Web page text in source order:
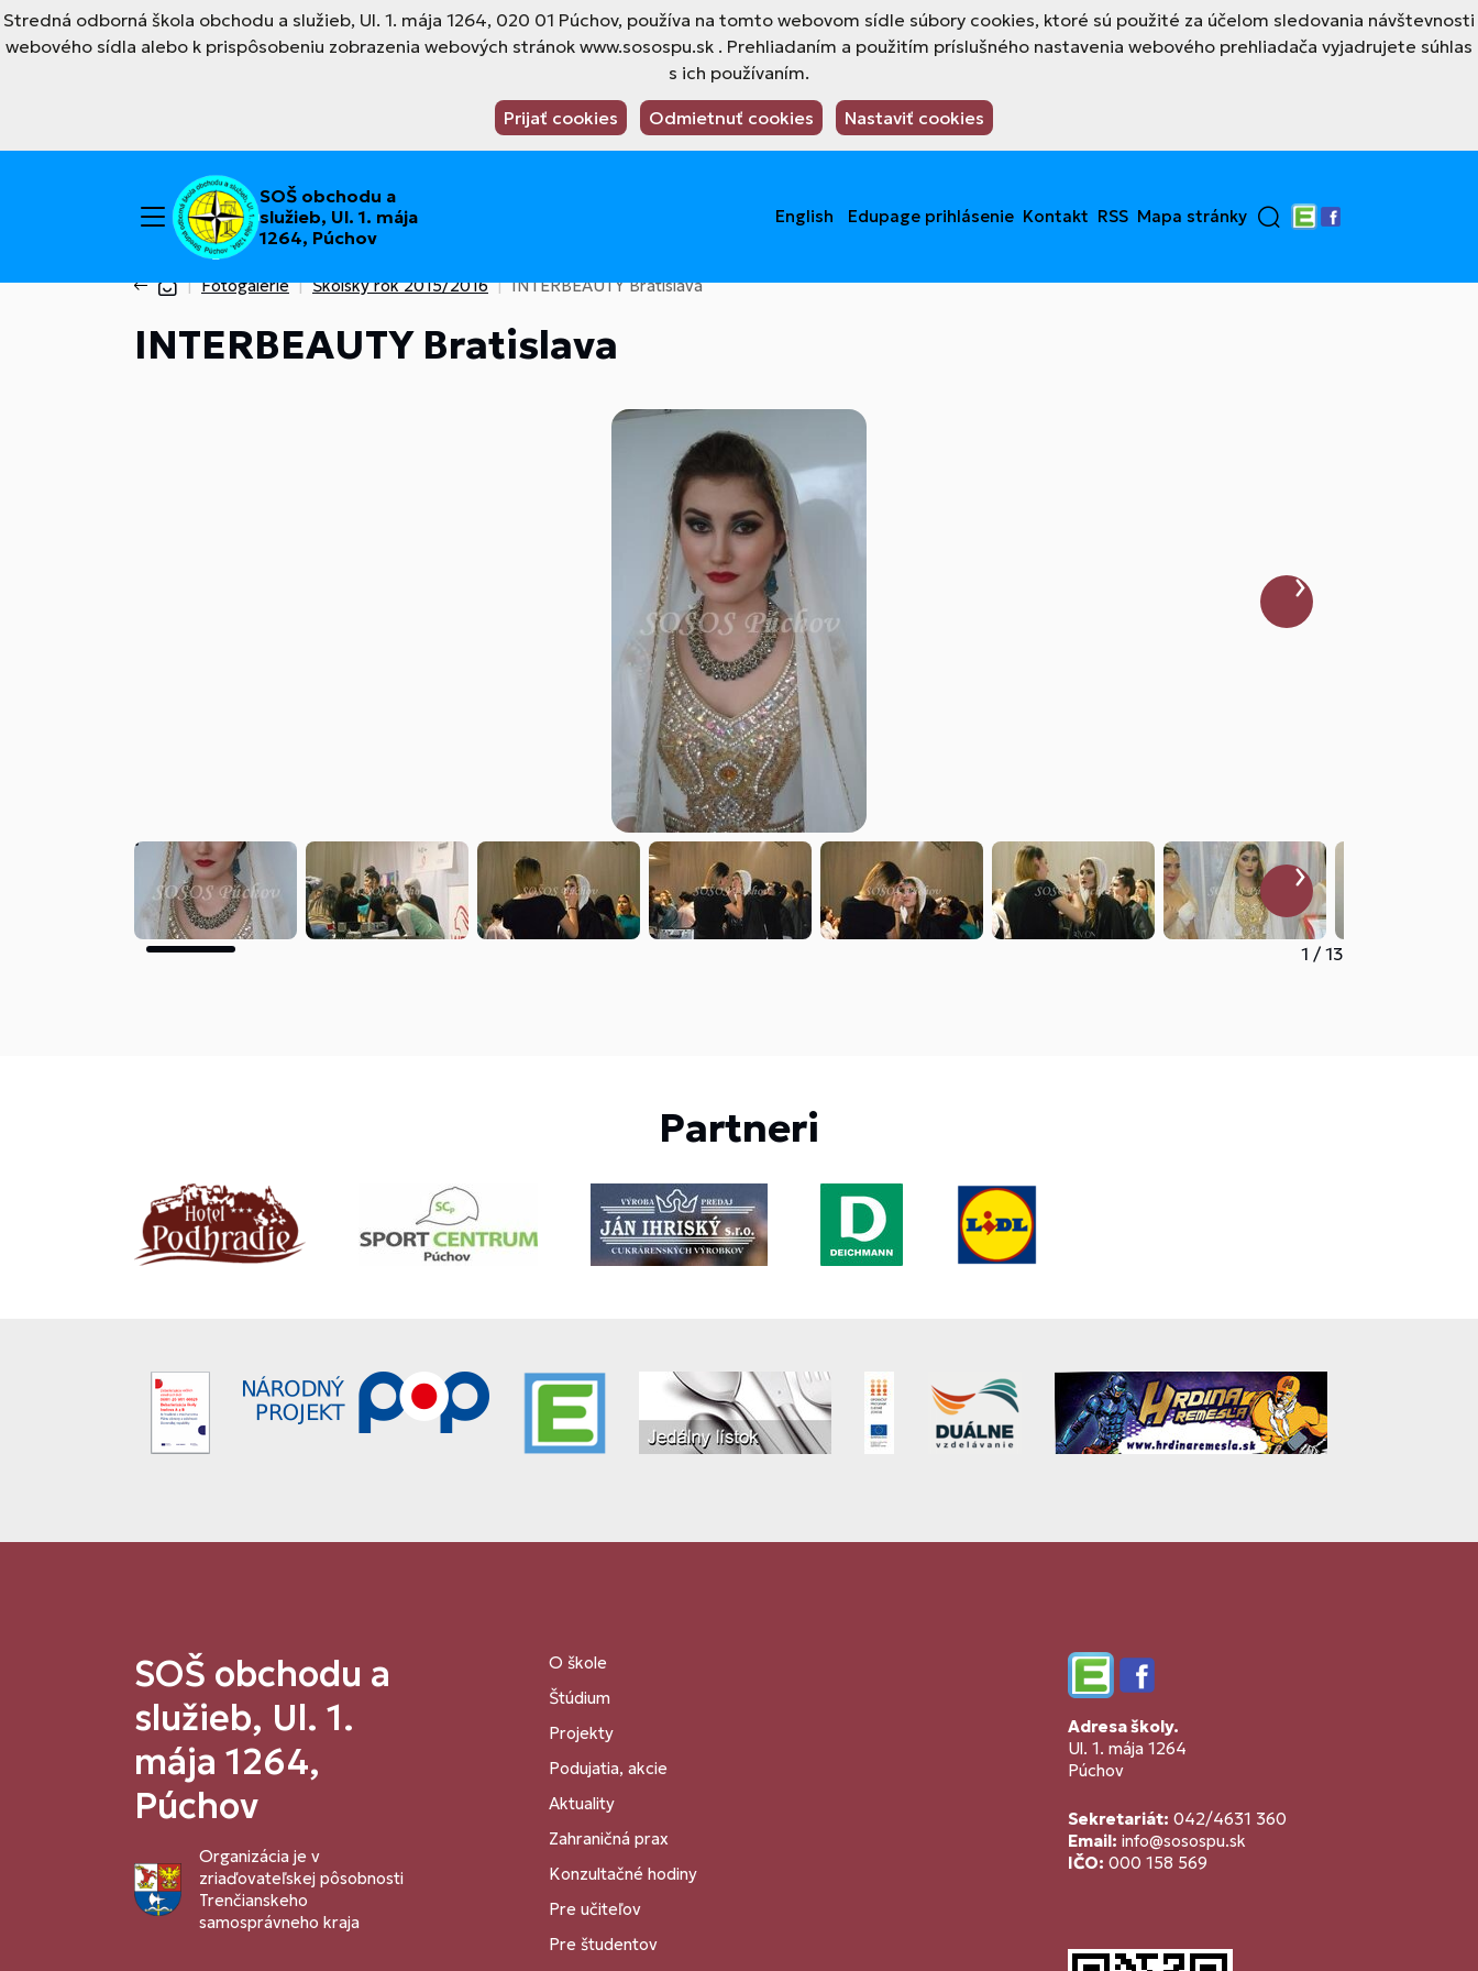
Stredná odborná škola obchodu a služieb, Ul. 1. mája 1264, 020 01 Púchov, používa na tomto webovom sídle súbory cookies, ktoré sú použité za účelom sledovania návštevnosti
webového sídla alebo k prispôsobeniu zobrazenia webových stránok www.sosospu.sk . Prehliadaním a použitím príslušného nastavenia webového prehliadača vyjadrujete súhlas
s ich používaním.
Prijať cookies Odmietnuť cookies Nastaviť cookies
SOŠ obchodu a
služieb, Ul. 1. mája
1264, Púchov
English Edupage prihlásenie Kontakt RSS Mapa stránky
Edupage
Facebook
Fotogalérie Školský rok 2015/2016 INTERBEAUTY Bratislava
INTERBEAUTY Bratislava
1 / 13
Partneri
SOŠ obchodu a
služieb, Ul. 1.
mája 1264,
Púchov
Organizácia je v
zriaďovateľskej pôsobnosti
Trenčianskeho
samosprávneho kraja
O škole
Štúdium
Projekty
Podujatia, akcie
Aktuality
Zahraničná prax
Konzultačné hodiny
Pre učiteľov
Pre študentov
EdupageFacebook
Adresa školy.
Ul. 1. mája 1264
Púchov
Sekretariát: 042/4631 360
Email: info@sosospu.sk
IČO: 000 158 569